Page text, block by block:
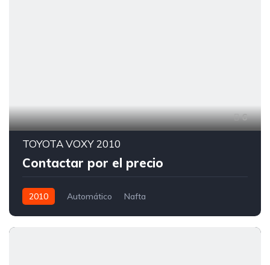
6
TOYOTA VOXY 2010
Contactar por el precio
2010 Automático Nafta